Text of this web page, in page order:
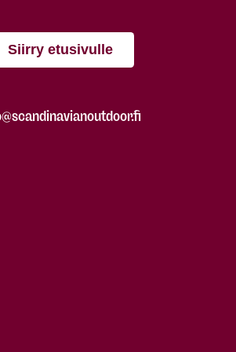
Siirry etusivulle